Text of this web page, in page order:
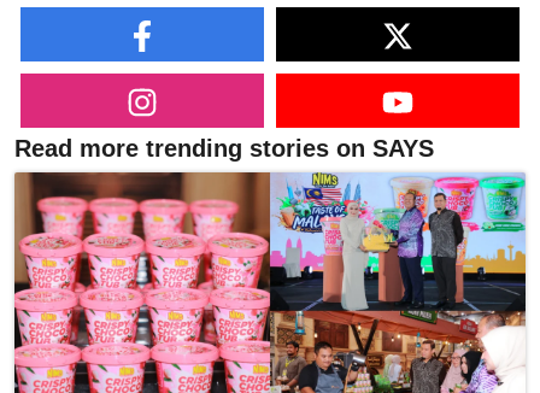
Read more trending stories on SAYS